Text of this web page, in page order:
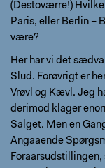
(Destoværre!)
Paris, eller Berlin –
være?
Her har vi det
Slud. Forøvrigt er
Vrøvl og Kævl. Jeg
derimod klager
Salget. Men en
Angaaende
Foraarsudstillingen,